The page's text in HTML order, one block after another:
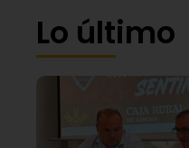
Lo último